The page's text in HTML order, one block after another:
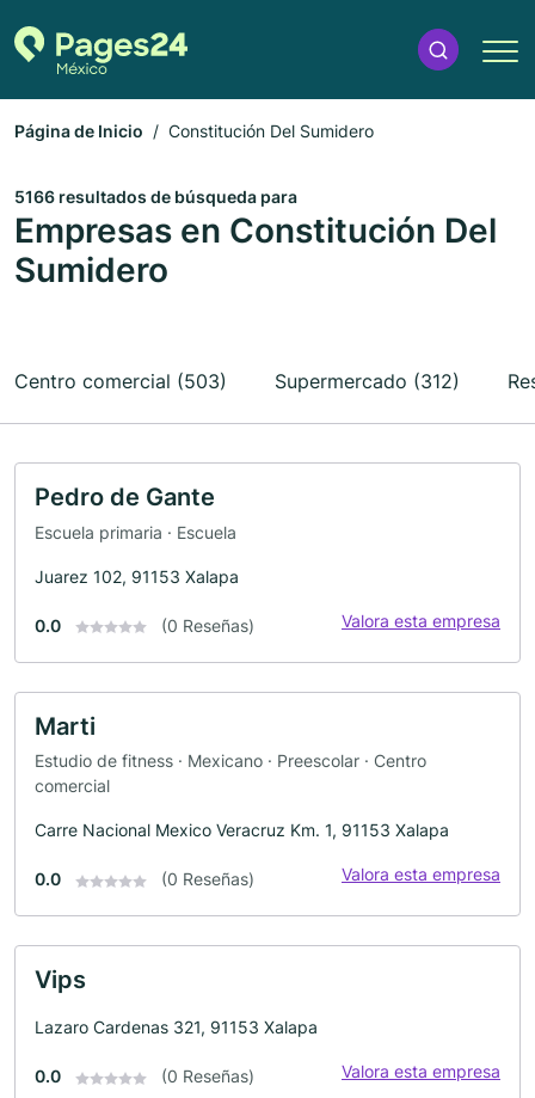
Página de Inicio Constitución Del Sumidero
5166 resultados de búsqueda para
Empresas en Constitución Del
Sumidero
Centro comercial (503) Supermercado (312)
Pedro de Gante
Escuela primaria · Escuela
Juarez 102, 91153 Xalapa
0.0 (0 Reseñas) Valora esta empresa
Marti
Estudio de fitness · Mexicano · Preescolar · Centro
comercial
Carre Nacional Mexico Veracruz Km. 1, 91153 Xalapa
0.0 (0 Reseñas) Valora esta empresa
Vips
Lazaro Cardenas 321, 91153 Xalapa
0.0 (0 Reseñas) Valora esta empresa